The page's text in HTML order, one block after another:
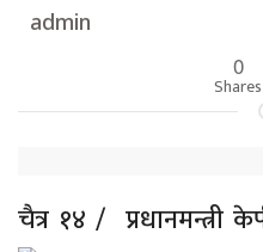
admin
0
Shares
चैत्र १४ /